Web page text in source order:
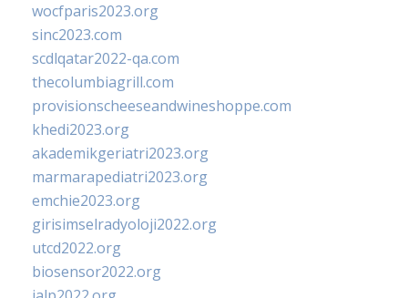
wocfparis2023.org
sinc2023.com
scdlqatar2022-qa.com
thecolumbiagrill.com
provisionscheeseandwineshoppe.com
khedi2023.org
akademikgeriatri2023.org
marmarapediatri2023.org
emchie2023.org
girisimselradyoloji2022.org
utcd2022.org
biosensor2022.org